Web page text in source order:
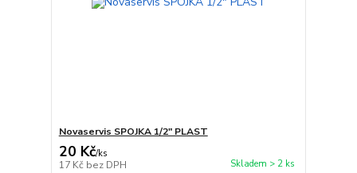
Novaservis SPOJKA 1/2" PLAST
20 Kč/ks
17 Kč bez DPH Skladem > 2 ks